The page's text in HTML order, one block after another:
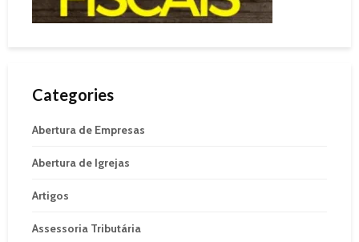
Categories
Abertura de Empresas
Abertura de Igrejas
Artigos
Assessoria Tributária